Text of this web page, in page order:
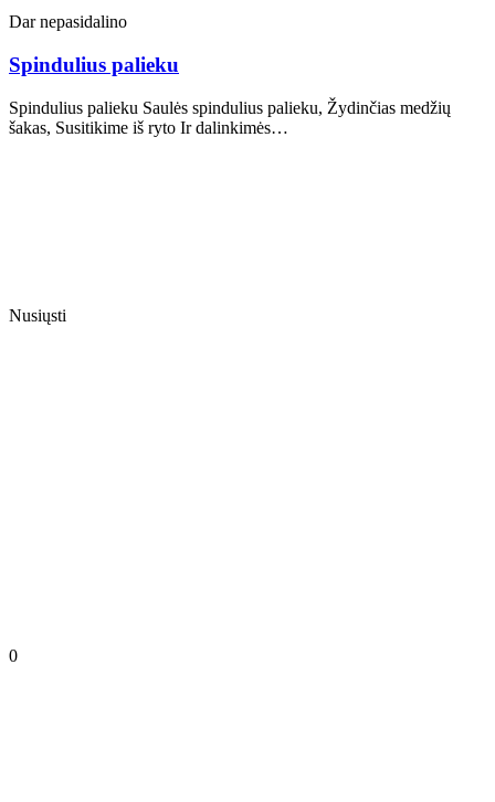
Dar nepasidalino
Spindulius palieku
Spindulius palieku Saulės spindulius palieku, Žydinčias medžių
šakas, Susitikime iš ryto Ir dalinkimės…
Nusiųsti
0